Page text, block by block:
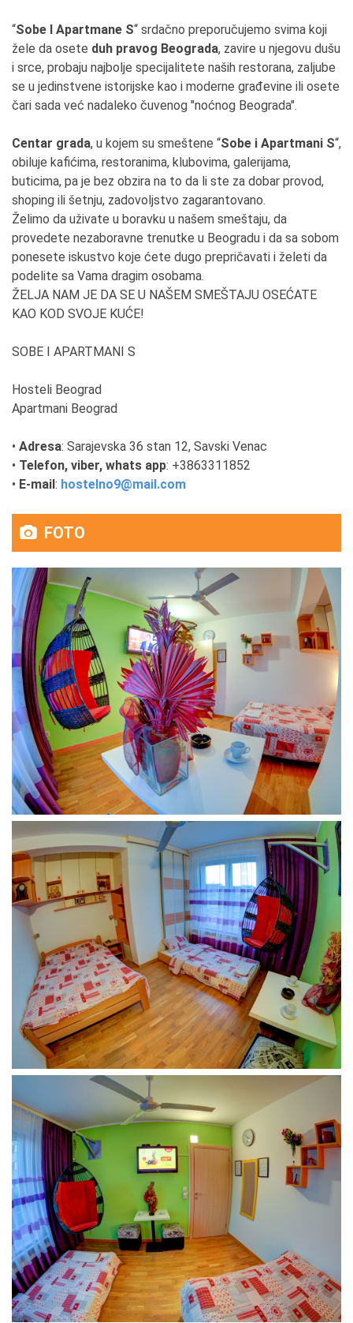
“Sobe I Apartmane S“ srdačno preporučujemo svima koji
žele da osete duh pravog Beograda, zavire u njegovu dušu
i srce, probaju najbolje specijalitete naših restorana, zaljube
se u jedinstvene istorijske kao i moderne građevine ili osete
čari sada već nadaleko čuvenog "noćnog Beograda".
Centar grada, u kojem su smeštene “Sobe i Apartmani S“,
obiluje kafićima, restoranima, klubovima, galerijama,
buticima, pa je bez obzira na to da li ste za dobar provod,
shoping ili šetnju, zadovoljstvo zagarantovano.
Želimo da uživate u boravku u našem smeštaju, da
provedete nezaboravne trenutke u Beogradu i da sa sobom
ponesete iskustvo koje ćete dugo prepričavati i želeti da
podelite sa Vama dragim osobama.
ŽELJA NAM JE DA SE U NAŠEM SMEŠTAJU OSEĆATE
KAO KOD SVOJE KUĆE!
SOBE I APARTMANI S
Hosteli Beograd
Apartmani Beograd
• Adresa: Sarajevska 36 stan 12, Savski Venac
• Telefon, viber, whats app: +3863311852
• E-mail: hostelno9@mail.com
FOTO